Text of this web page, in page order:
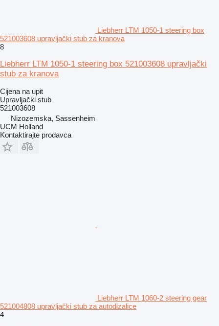
Liebherr LTM 1050-1 steering box
521003608 upravljački stub za kranova
8
Liebherr LTM 1050-1 steering box 521003608 upravljački
stub za kranova
Cijena na upit
Upravljački stub
521003608
Nizozemska, Sassenheim
UCM Holland
Kontaktirajte prodavca
Liebherr LTM 1060-2 steering gear
521004808 upravljački stub za autodizalice
4